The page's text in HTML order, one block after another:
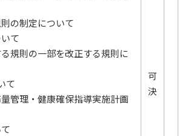
の制定について
て
規則の一部を改正する規則に
て
管理・健康確保指導実施計画
可
決